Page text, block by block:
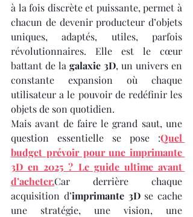
à la fois discrète et puissante, permet à
chacun de devenir producteur d’objets
uniques, adaptés, utiles, parfois
révolutionnaires. Elle est le cœur
battant de la galaxie 3D, un univers en
constante expansion où chaque
utilisateur a le pouvoir de redéfinir les
objets de son quotidien.
Mais avant de faire le grand saut, une
question essentielle se pose :Quel
budget prévoir pour une imprimante
3D en 2025 ? Le guide ultime avant
d’acheter.Car derrière chaque
acquisition d’imprimante 3D se cache
une stratégie, une vision, une